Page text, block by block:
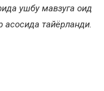
ушбу мавзуга оид
асосида тайёрланди.